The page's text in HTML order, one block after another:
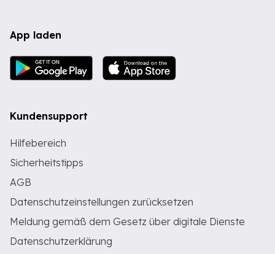
App laden
Kundensupport
Hilfebereich
Sicherheitstipps
AGB
Datenschutzeinstellungen zurücksetzen
Meldung gemäß dem Gesetz über digitale Dienste
Datenschutzerklärung